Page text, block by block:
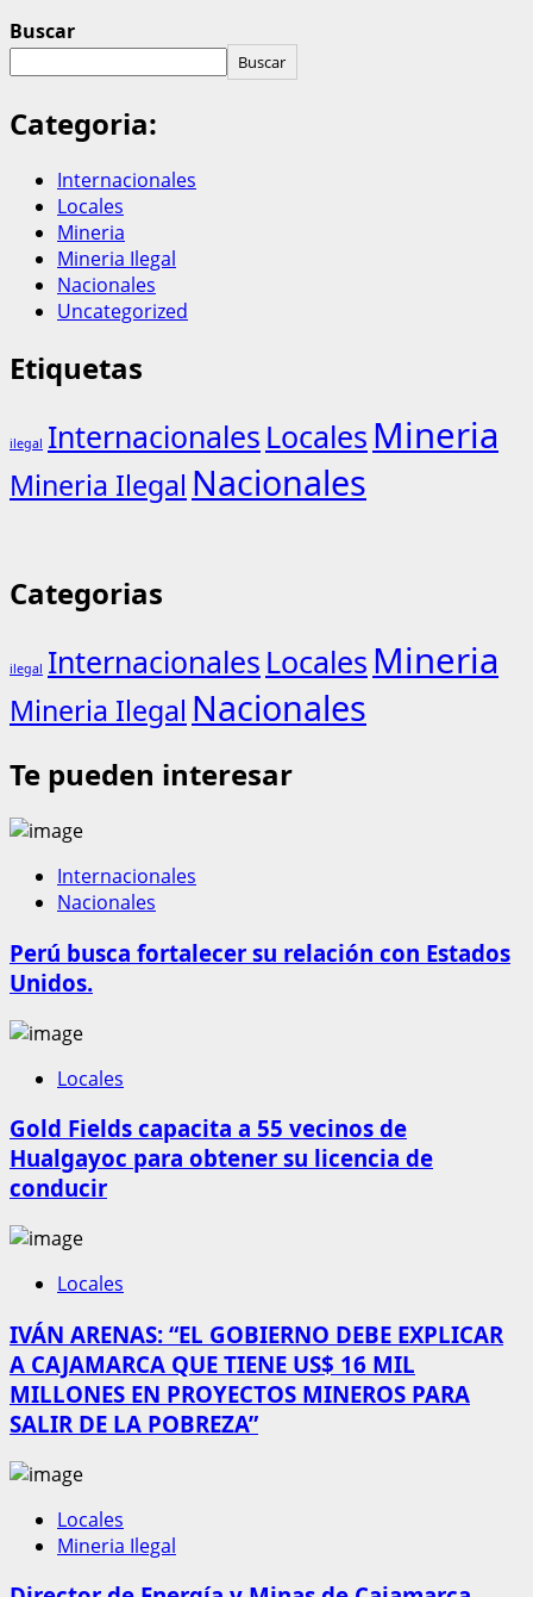
Buscar
Buscar
Categoria:
Internacionales
Locales
Mineria
Mineria Ilegal
Nacionales
Uncategorized
Etiquetas
ilegal Internacionales Locales Mineria
Mineria Ilegal Nacionales
Categorias
ilegal Internacionales Locales Mineria
Mineria Ilegal Nacionales
Te pueden interesar
Internacionales
Nacionales
Perú busca fortalecer su relación con Estados
Unidos.
Locales
Gold Fields capacita a 55 vecinos de
Hualgayoc para obtener su licencia de
conducir
Locales
IVÁN ARENAS: “EL GOBIERNO DEBE EXPLICAR
A CAJAMARCA QUE TIENE US$ 16 MIL
MILLONES EN PROYECTOS MINEROS PARA
SALIR DE LA POBREZA”
Locales
Mineria Ilegal